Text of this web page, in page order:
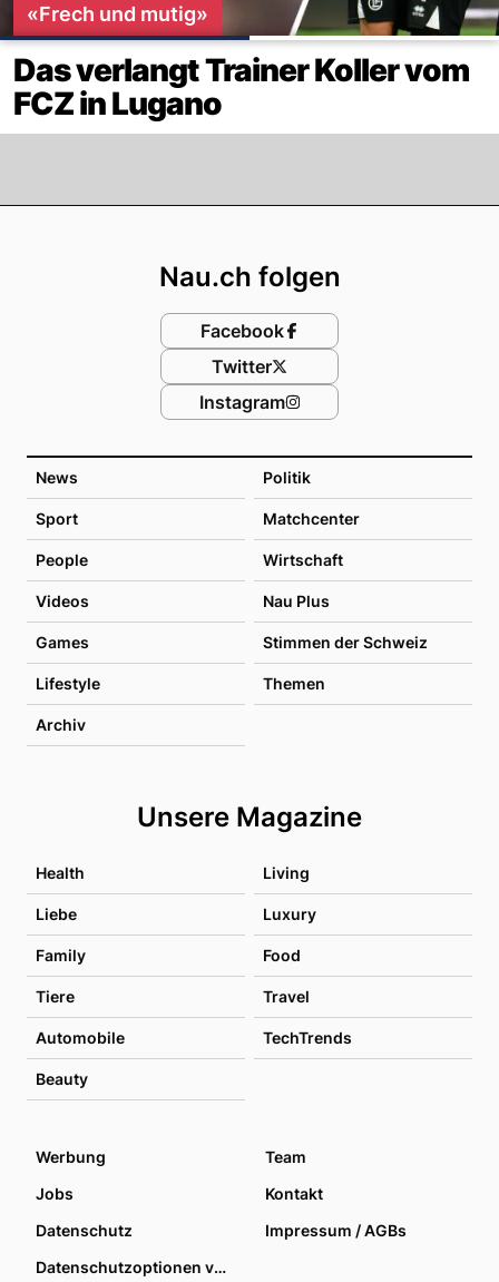
«Frech und mutig»
Das verlangt Trainer Koller vom
FCZ in Lugano
News Politik
Sport Matchcenter
People Wirtschaft
Videos Nau Plus
Games Stimmen der Schweiz
Lifestyle Themen
Archiv
Unsere Magazine
Health Living
Liebe Luxury
Family Food
Tiere Travel
Automobile TechTrends
Beauty
Nau.ch folgen
Facebook
Twitter
Instagram
Werbung
Team
Jobs
Kontakt
Datenschutz
Impressum / AGBs
Datenschutzoptionen verwalten